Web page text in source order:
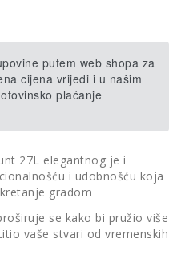
putem web shopa za
cijena vrijedi i u našim
plaćanje
27L elegantnog je i
i udobnošću koja
gradom
se kako bi pružio više
vaše stvari od vremenskih